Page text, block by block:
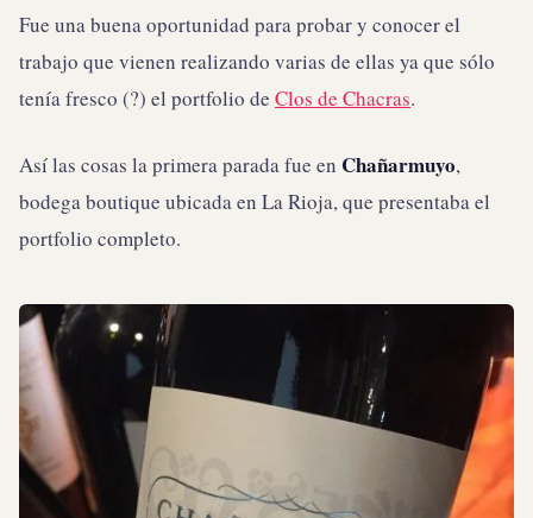
Fue una buena oportunidad para probar y conocer el
trabajo que vienen realizando varias de ellas ya que sólo
tenía fresco (?) el portfolio de Clos de Chacras.
Así las cosas la primera parada fue en Chañarmuyo,
bodega boutique ubicada en La Rioja, que presentaba el
portfolio completo.